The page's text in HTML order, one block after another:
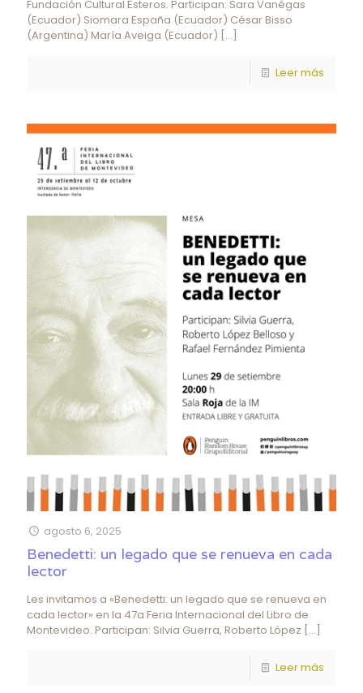
Fundación Cultural Esteros. Participan: Sara Vanégas
(Ecuador) Siomara España (Ecuador) César Bisso
(Argentina) María Aveiga (Ecuador) […]
Leer más
agosto 6, 2025
Benedetti: un legado que se renueva en cada
lector
Les invitamos a «Benedetti: un legado que se renueva en
cada lector» en la 47a Feria Internacional del Libro de
Montevideo. Participan: Silvia Guerra, Roberto López […]
Leer más